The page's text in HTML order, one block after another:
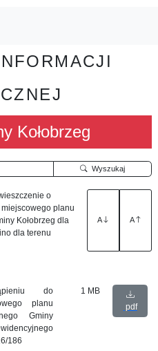
Kołobrzeg
Wyszukaj
o
planu
Kołobrzeg dla
dla terenu
A A
do
planu
Gminy
186
1 MB
pdf